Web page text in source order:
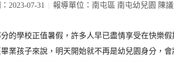
2023-07-31 報導單位： 南屯區 南屯幼兒園 陳
的學校正值暑假，許多人早已盡情享受在快樂
業孩子來說，明天開始就不再是幼兒園身分，